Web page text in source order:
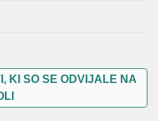
KI SO SE ODVIJALE NA